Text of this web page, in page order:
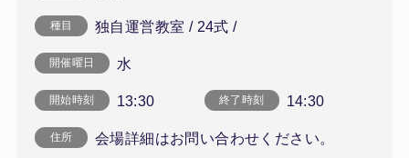
種目 独自運営教室 / 24式 /
開催曜日 水
開始時刻 13:30 終了時刻 14:30
住所 会場詳細はお問い合わせください。